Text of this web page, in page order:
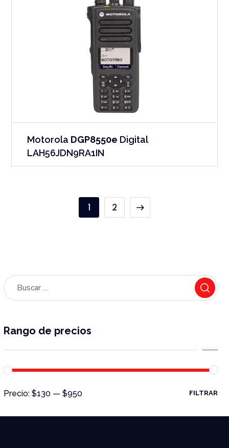
Motorola DGP8550e Digital
LAH56JDN9RA1IN
2
Rango de precios
FILTRAR
Precio:$130 —$950